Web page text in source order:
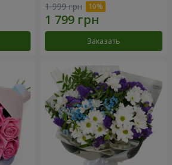
1 999 грн
Заказать